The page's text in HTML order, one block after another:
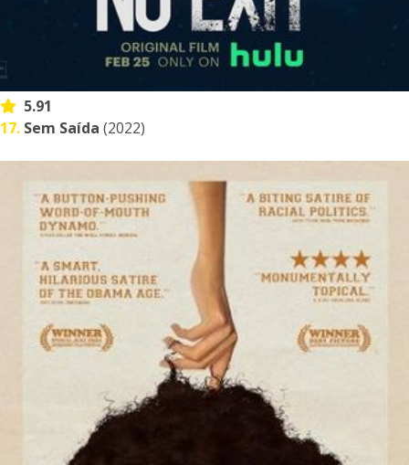
5.91
17. Sem Saída (2022)